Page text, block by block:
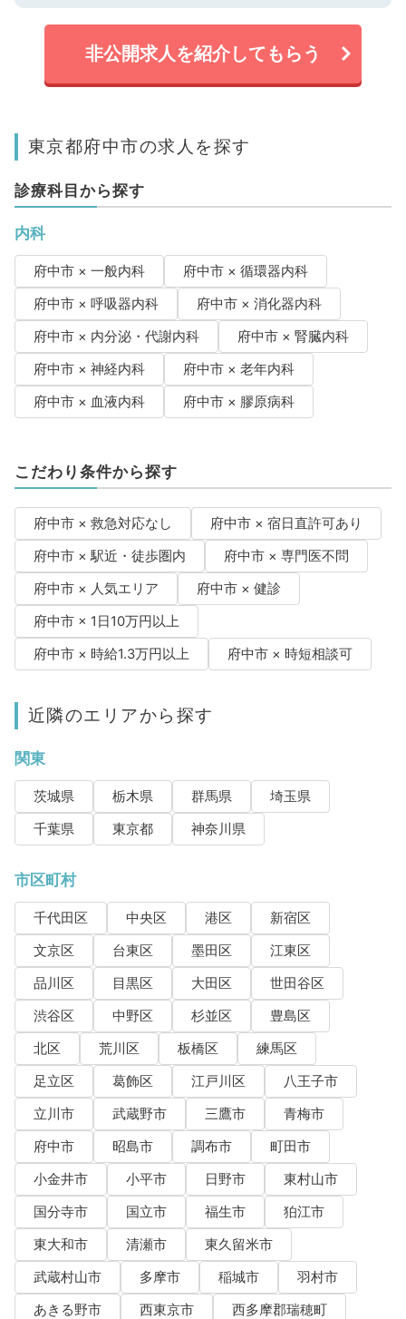
非公開求人を紹介してもらう
東京都府中市の求人を探す
診療科目から探す
内科
府中市 × 一般内科
府中市 × 循環器内科
府中市 × 呼吸器内科
府中市 × 消化器内科
府中市 × 内分泌・代謝内科
府中市 × 腎臓内科
府中市 × 神経内科
府中市 × 老年内科
府中市 × 血液内科
府中市 × 膠原病科
こだわり条件から探す
府中市 × 救急対応なし
府中市 × 宿日直許可あり
府中市 × 駅近・徒歩圏内
府中市 × 専門医不問
府中市 × 人気エリア
府中市 × 健診
府中市 × 1日10万円以上
府中市 × 時給1.3万円以上
府中市 × 時短相談可
近隣のエリアから探す
関東
茨城県 栃木県 群馬県
埼玉県
千葉県
東京都 神奈川県
市区町村
千代田区 中央区 港区
新宿区
文京区
台東区 墨田区
江東区
品川区
目黒区 大田区
世田谷区
渋谷区
中野区 杉並区
豊島区
北区
荒川区 板橋区
練馬区
足立区
葛飾区 江戸川区
八王子市
立川市
武蔵野市 三鷹市
青梅市
府中市
昭島市 調布市
町田市
小金井市
小平市 日野市
東村山市
国分寺市
国立市 福生市
狛江市
東大和市
清瀬市
東久留米市
武蔵村山市
多摩市 稲城市
羽村市
あきる野市
西東京市
西多摩郡瑞穂町